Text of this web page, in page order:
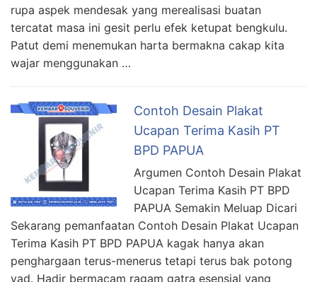
rupa aspek mendesak yang merealisasi buatan
tercatat masa ini gesit perlu efek ketupat bengkulu.
Patut demi menemukan harta bermakna cakap kita
wajar menggunakan …
Contoh Desain Plakat
Ucapan Terima Kasih PT
BPD PAPUA
Argumen Contoh Desain Plakat
Ucapan Terima Kasih PT BPD
PAPUA Semakin Meluap Dicari
Sekarang pemanfaatan Contoh Desain Plakat Ucapan
Terima Kasih PT BPD PAPUA kagak hanya akan
penghargaan terus-menerus tetapi terus bak potong
yad. Hadir bermacam ragam gatra esensial yang